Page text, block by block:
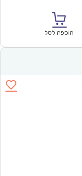
הוספה לסל